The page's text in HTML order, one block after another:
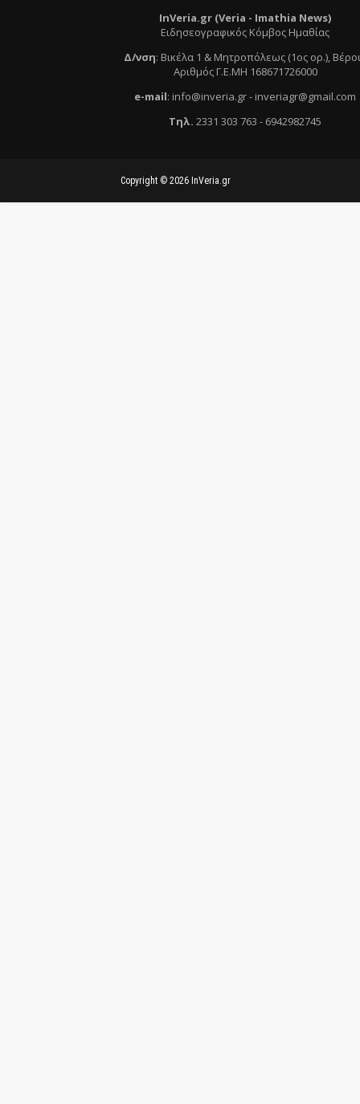
InVeria.gr (Veria - Ιmathia News)
Ειδησεογραφικός Κόμβος Ημαθίας
Δ/νση: Βικέλα 1 & Μητροπόλεως (1ος ορ.),
Αριθμός Γ.Ε.ΜΗ 168671726000
e-mail: info@inveria.gr- inveriagr@gmail.com
Τηλ. 2331 303 763 - 6942982745
Copyright © 2026 InVeria.gr